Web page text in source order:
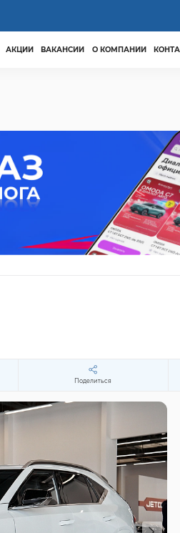
АКЦИИ ВАКАНСИИ О КОМПАНИИ
Поделиться